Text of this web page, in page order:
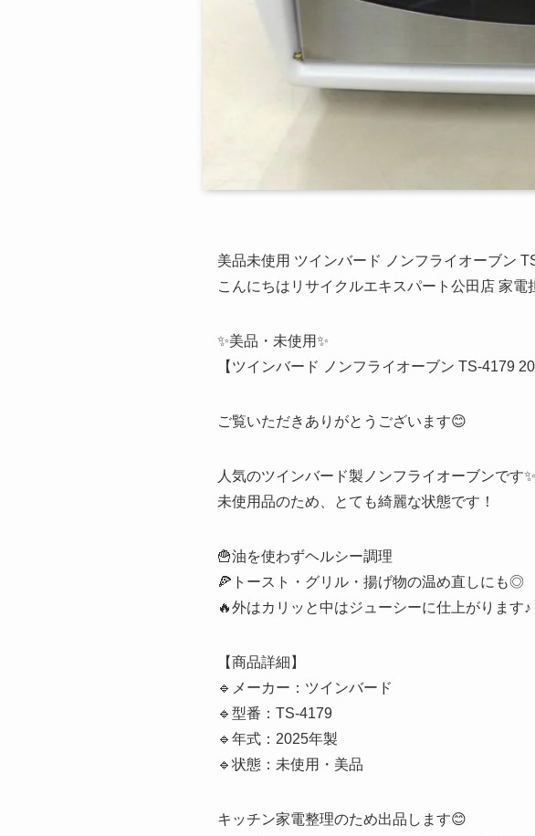
美品未使用 ツインバード ノンフライオーブン
こんにちはリサイクルエキスパート公田店 家電
✨美品・未使用✨
【ツインバード ノンフライオーブン TS-4179
ご覧いただきありがとうございます😊
人気のツインバード製ノンフライオーブンです✨
未使用品のため、とても綺麗な状態です！
🍟油を使わずヘルシー調理
🍕トースト・グリル・揚げ物の温め直しにも◎
🔥外はカリッと中はジューシーに仕上がります♪
【商品詳細】
🔹メーカー：ツインバード
🔹型番：TS-4179
🔹年式：2025年製
🔹状態：未使用・美品
キッチン家電整理のため出品します😊